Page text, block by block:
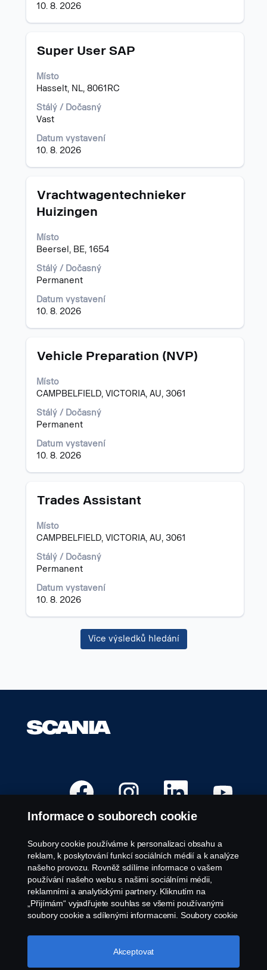
10. 8. 2026
Titul
Super User SAP
Místo
Hasselt, NL, 8061RC
Stálý / Dočasný
Vast
Datum vystavení
10. 8. 2026
Vyberte
mezerníkem
zobrazení
veškerých
informací
o
profesi.
Titul
Vrachtwagentechnieker
Huizingen
Místo
Beersel, BE, 1654
Stálý / Dočasný
Permanent
Datum vystavení
10. 8. 2026
Vyberte
zobrazení
informací
o
profesi.
Titul
Vehicle Preparation (NVP)
Místo
CAMPBELFIELD, VICTORIA, AU, 3061
Stálý / Dočasný
Permanent
Datum vystavení
10. 8. 2026
Vyberte
zobrazení
veškerých
o
profesi.
Titul
Trades Assistant
Místo
CAMPBELFIELD, VICTORIA, AU, 3061
Stálý / Dočasný
Permanent
Datum vystavení
10. 8. 2026
Vyberte
zobrazení
veškerých
o
profesi.
Více výsledků hledání
e
ř
e
n
a
n
o
v
é
a
r
e
ř
e
e
n
a
n
o
v
é
a
r
t
O
e
ř
e
n
a
n
o
v
é
a
r
e
n
a
n
o
v
a
r
t
Volná pracovní místa
Kariérní místa
Kontaktujte nás
O společnosti Scania
Právní upozornění
Ochrana osobních údajů
Informace o souborech cookie
Soubory cookie používáme k personalizaci obsahu a
reklam, k poskytování funkcí sociálních médií a k analýze
našeho provozu. Rovněž sdílíme informace o vašem
používání našeho webu s našimi sociálními médii,
reklamními a analytickými partnery. Kliknutím na
„Přijímám“ vyjadřujete souhlas se všemi používanými
soubory cookie a sdílenými informacemi. Soubory cookie
cookie“ a výběrem kategorií, které chcete přijmout.
Podrobnější vysvětlení toho, jak používáme soubory
Akceptovat